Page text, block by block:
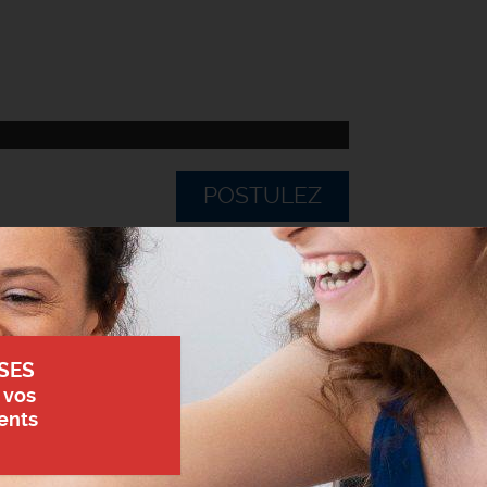
POSTULEZ